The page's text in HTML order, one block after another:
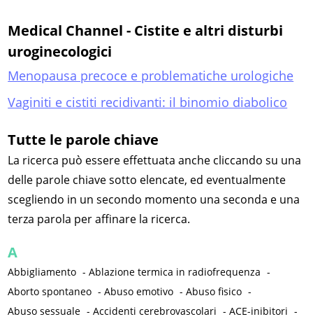
Medical Channel - Cistite e altri disturbi
uroginecologici
Menopausa precoce e problematiche urologiche
Vaginiti e cistiti recidivanti: il binomio diabolico
Tutte le parole chiave
La ricerca può essere effettuata anche cliccando su una
delle parole chiave sotto elencate, ed eventualmente
scegliendo in un secondo momento una seconda e una
terza parola per affinare la ricerca.
A
Abbigliamento -Ablazione termica in radiofrequenza -
Aborto spontaneo -Abuso emotivo -Abuso fisico -
Abuso sessuale -Accidenti cerebrovascolari -ACE-inibitori -